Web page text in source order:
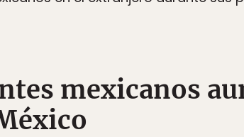
mexicanos